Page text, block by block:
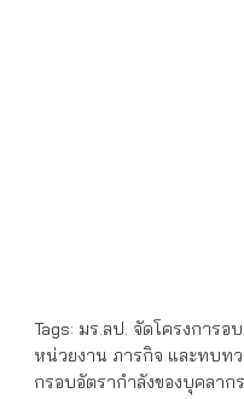
Tags: มร.ลป. จัดโครงการอ
หน่วยงาน ภารกิจ และทบท
กรอบอัตรากำลังของบุคลาก